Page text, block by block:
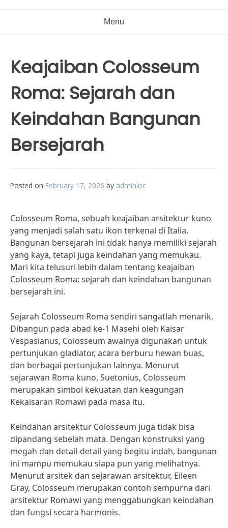
Menu
Keajaiban Colosseum
Roma: Sejarah dan
Keindahan Bangunan
Bersejarah
Posted on February 17, 2026 by adminloc
Colosseum Roma, sebuah keajaiban arsitektur kuno
yang menjadi salah satu ikon terkenal di Italia.
Bangunan bersejarah ini tidak hanya memiliki sejarah
yang kaya, tetapi juga keindahan yang memukau.
Mari kita telusuri lebih dalam tentang keajaiban
Colosseum Roma: sejarah dan keindahan bangunan
bersejarah ini.
Sejarah Colosseum Roma sendiri sangatlah menarik.
Dibangun pada abad ke-1 Masehi oleh Kaisar
Vespasianus, Colosseum awalnya digunakan untuk
pertunjukan gladiator, acara berburu hewan buas,
dan berbagai pertunjukan lainnya. Menurut
sejarawan Roma kuno, Suetonius, Colosseum
merupakan simbol kekuatan dan keagungan
Kekaisaran Romawi pada masa itu.
Keindahan arsitektur Colosseum juga tidak bisa
dipandang sebelah mata. Dengan konstruksi yang
megah dan detail-detail yang begitu indah, bangunan
ini mampu memukau siapa pun yang melihatnya.
Menurut arsitek dan sejarawan arsitektur, Eileen
Gray, Colosseum merupakan contoh sempurna dari
arsitektur Romawi yang menggabungkan keindahan
dan fungsi secara harmonis.